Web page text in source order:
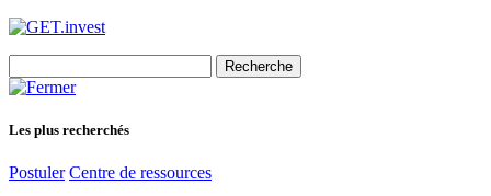
for:
Les plus recherchés
Postuler Centre de ressources